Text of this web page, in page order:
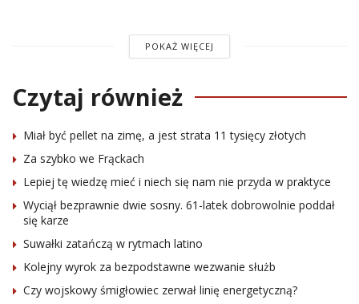
POKAŻ WIĘCEJ
Czytaj również
Miał być pellet na zimę, a jest strata 11 tysięcy złotych
Za szybko we Frąckach
Lepiej tę wiedzę mieć i niech się nam nie przyda w praktyce
Wyciął bezprawnie dwie sosny. 61-latek dobrowolnie poddał
się karze
Suwałki zatańczą w rytmach latino
Kolejny wyrok za bezpodstawne wezwanie służb
Czy wojskowy śmigłowiec zerwał linię energetyczną?